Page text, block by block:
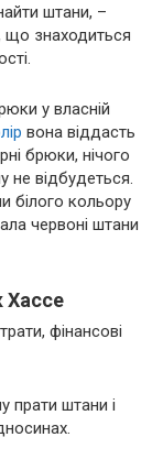
штани, –
що знаходиться
у власній
вона віддасть
брюки, нічого
не відбудеться.
білого кольору
червоні штани
Хассе
фінансові
прати штани і